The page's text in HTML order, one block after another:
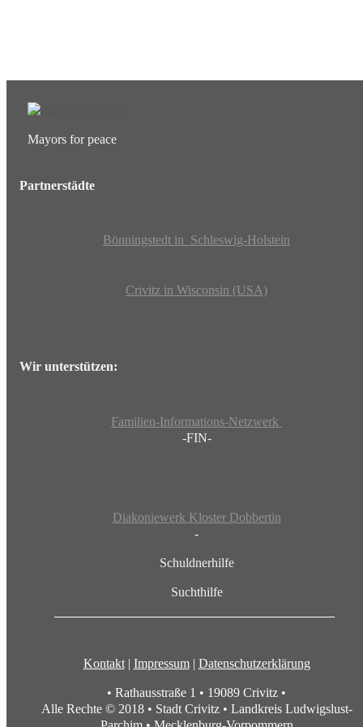
Mayors for peace
Partnerstädte
Bönningstedt in Schleswig-Holstein
Crivitz in Wisconsin (USA)
Wir unterstützen:
Familien-Informations-Netzwerk
-FIN-
Diakoniewerk Kloster Dobbertin
-
Schuldnerhilfe
Suchthilfe
Kontakt| Impressum| Datenschutzerklärung
• Rathausstraße 1 • 19089 Crivitz •
Alle Rechte © 2018 • Stadt Crivitz • Landkreis Ludwigslust-